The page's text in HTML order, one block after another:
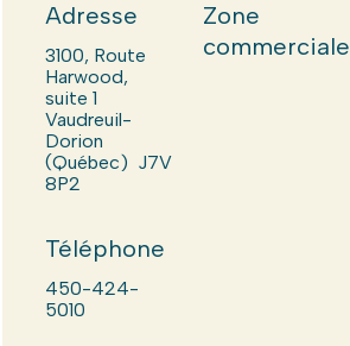
Adresse
3100, Route
Harwood,
suite 1
Vaudreuil-
Dorion
(Québec) J7V
8P2
Téléphone
450-424-
5010
Zone
commerciale